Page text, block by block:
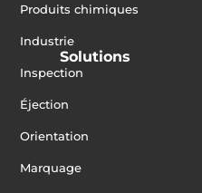
Produits chimiques
Industrie
Solutions
Inspection
Éjection
Orientation
Marquage